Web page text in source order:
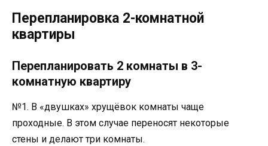
Перепланировка 2-комнатной
квартиры
Перепланировать 2 комнаты в 3-
комнатную квартиру
№1. В «двушках» хрущёвок комнаты чаще
проходные. В этом случае переносят некоторые
стены и делают три комнаты.